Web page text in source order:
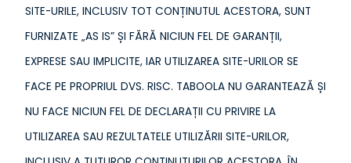
SITE-URILE, INCLUSIV TOT CONȚINUTUL ACESTORA, SUNT
FURNIZATE „AS IS” ȘI FĂRĂ NICIUN FEL DE GARANȚII,
EXPRESE SAU IMPLICITE, IAR UTILIZAREA SITE-URILOR SE
FACE PE PROPRIUL DVS. RISC. TABOOLA NU GARANTEAZĂ ȘI
NU FACE NICIUN FEL DE DECLARAȚII CU PRIVIRE LA
UTILIZAREA SAU REZULTATELE UTILIZĂRII SITE-URILOR,